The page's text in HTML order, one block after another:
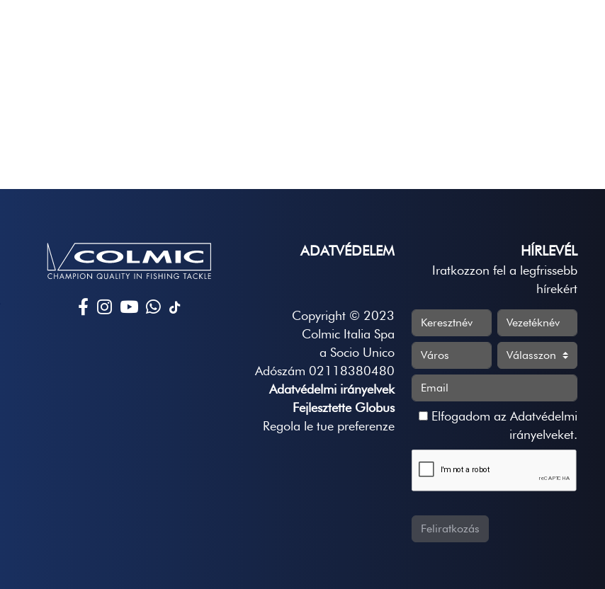
ADATVÉDELEM
Copyright © 2023
Colmic Italia Spa
a Socio Unico
Adószám 02118380480
Adatvédelmi irányelvek
Fejlesztette Globus
Regola le tue preferenze
HÍRLEVÉL
Iratkozzon fel a legfrissebb
hírekért
Elfogadom az Adatvédelmi
irányelveket.
Feliratkozás